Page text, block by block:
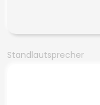
Standlautsprecher